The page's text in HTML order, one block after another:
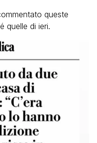
queste
quelle di ieri.